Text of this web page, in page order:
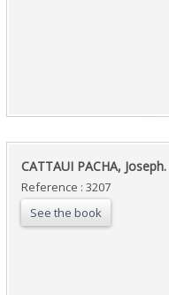
‎CATTAUI PACHA, Joseph.‎
Reference : 3207
See the book